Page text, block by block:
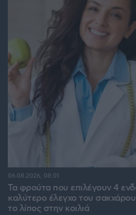
Τα φρούτα που επιλέγουν 4
καλύτερο έλεγχο του
το λίπος στην κοιλιά
06.08.2026, 08:01